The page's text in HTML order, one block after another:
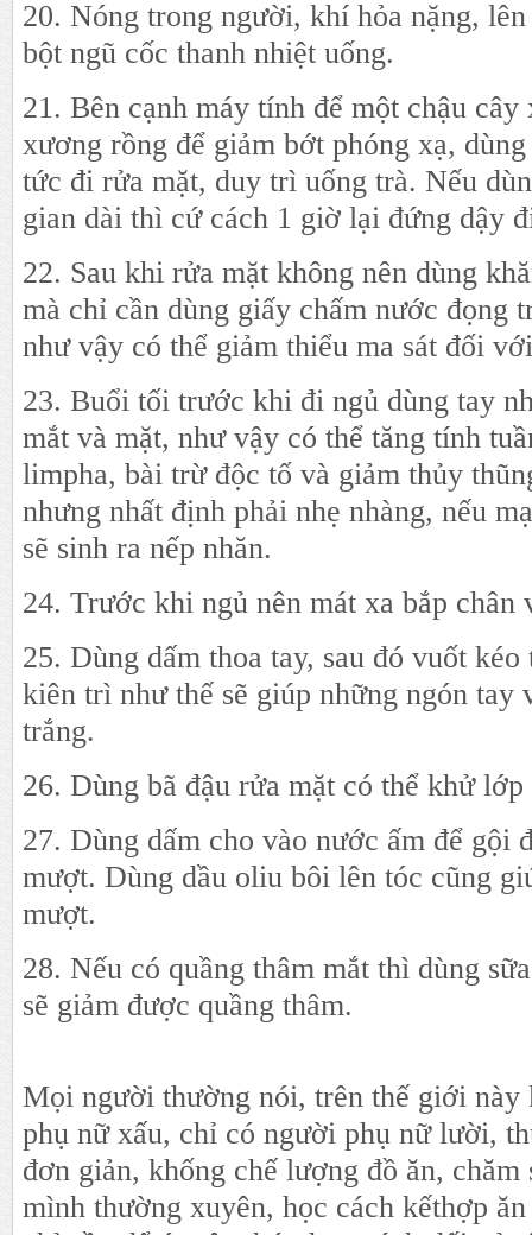
20. Nóng trong người, khí hỏa nặng,
bột ngũ cốc thanh nhiệt uống.
21. Bên cạnh máy tính để một chậu cây
xương rồng để giảm bớt phóng xạ,
tức đi rửa mặt, duy trì uống trà. Nếu
gian dài thì cứ cách 1 giờ lại đứng dậy
22. Sau khi rửa mặt không nên dùng
mà chỉ cần dùng giấy chấm nước đọng
như vậy có thể giảm thiểu ma sát đối
23. Buổi tối trước khi đi ngủ dùng tay
mắt và mặt, như vậy có thể tăng tính
limpha, bài trừ độc tố và giảm thủy
nhưng nhất định phải nhẹ nhàng, nếu
sẽ sinh ra nếp nhăn.
24. Trước khi ngủ nên mát xa bắp chân
25. Dùng dấm thoa tay, sau đó vuốt
kiên trì như thế sẽ giúp những ngón tay
trắng.
26. Dùng bã đậu rửa mặt có thể khử
27. Dùng dấm cho vào nước ấm để gội
mượt. Dùng dầu oliu bôi lên tóc cũng
mượt.
28. Nếu có quầng thâm mắt thì dùng
sẽ giảm được quầng thâm.
Mọi người thường nói, trên thế giới này
phụ nữ xấu, chỉ có người phụ nữ lười,
đơn giản, khống chế lượng đồ ăn, chăm
mình thường xuyên, học cách kếthợp